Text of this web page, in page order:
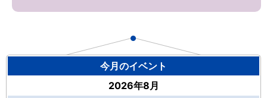
今月のイベント
2026年8月